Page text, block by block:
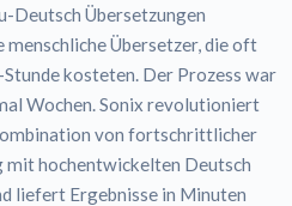
Deutsch Übersetzungen
Übersetzer, die oft
kosteten. Der Prozess war
Wochen. Sonix revolutioniert
von fortschrittlicher
mit hochentwickelten Deutsch
liefert Ergebnisse in Minuten